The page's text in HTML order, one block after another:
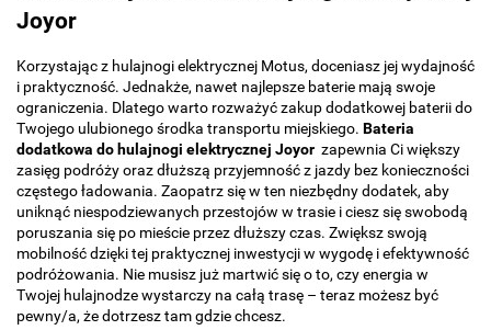
Joyor
Korzystając z hulajnogi elektrycznej Motus, doceniasz jej wydajność
i praktyczność. Jednakże, nawet najlepsze baterie mają swoje
ograniczenia. Dlatego warto rozważyć zakup dodatkowej baterii do
Twojego ulubionego środka transportu miejskiego. Bateria
dodatkowa do hulajnogi elektrycznej Joyor zapewnia Ci większy
zasięg podróży oraz dłuższą przyjemność z jazdy bez konieczności
częstego ładowania. Zaopatrz się w ten niezbędny dodatek, aby
uniknąć niespodziewanych przestojów w trasie i ciesz się swobodą
poruszania się po mieście przez dłuższy czas. Zwiększ swoją
mobilność dzięki tej praktycznej inwestycji w wygodę i efektywność
podróżowania. Nie musisz już martwić się o to, czy energia w
Twojej hulajnodze wystarczy na całą trasę – teraz możesz być
pewny/a, że dotrzesz tam gdzie chcesz.